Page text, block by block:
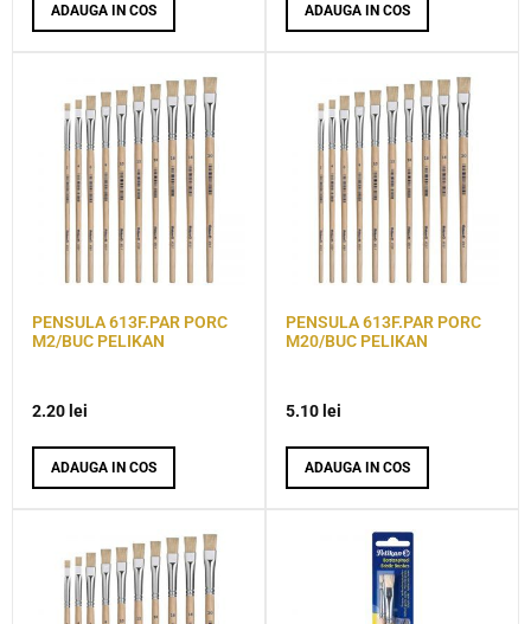
ADAUGA IN COS ADAUGA IN COS
PENSULA 613F.PAR PORC
M2/BUC PELIKAN
2.20 lei
ADAUGA IN COS
PENSULA 613F.PAR PORC
M20/BUC PELIKAN
5.10 lei
ADAUGA IN COS